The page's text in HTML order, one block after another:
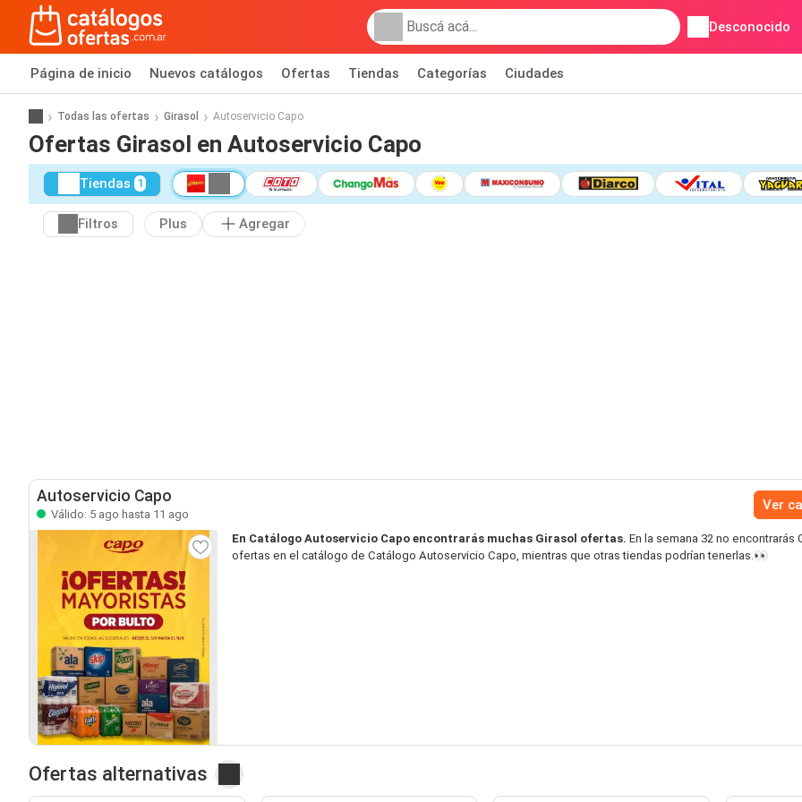
Desconocido
Página de inicio Nuevos catálogos Ofertas Tiendas Categorías Ciudades
Todas las ofertas Girasol Autoservicio Capo
Ofertas Girasol en Autoservicio Capo
Tiendas 1
Filtros Plus Agregar
Autoservicio Capo
Válido: 5 ago hasta 11 ago
Ver
En Catálogo Autoservicio Capo encontrarás muchas Girasol ofertas. En la semana 32 no encontrarás
ofertas en el catálogo de Catálogo Autoservicio Capo, mientras que otras tiendas podrían tenerlas.👀
Ofertas alternativas